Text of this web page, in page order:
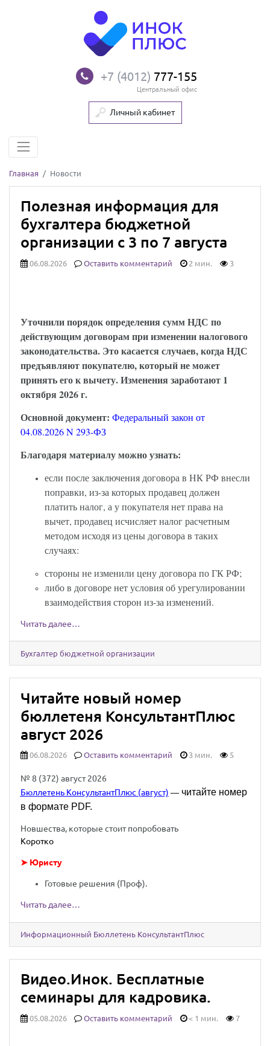
+7 (4012) 777-155
Центральный офис
Личный кабинет
Главная Новости
Полезная информация для
бухгалтера бюджетной
организации с 3 по 7 августа
06.08.2026 Оставить комментарий 2 мин. 3
Уточнили порядок определения сумм НДС по
действующим договорам при изменении налогового
законодательства. Это касается случаев, когда НДС
предъявляют покупателю, который не может
принять его к вычету. Изменения заработают 1
октября 2026 г.
Основной документ: Федеральный закон от
04.08.2026 N 293-ФЗ
Благодаря материалу можно узнать:
если после заключения договора в НК РФ внесли
поправки, из-за которых продавец должен
платить налог, а у покупателя нет права на
вычет, продавец исчисляет налог расчетным
методом исходя из цены договора в таких
случаях:
стороны не изменили цену договора по ГК РФ;
либо в договоре нет условия об урегулировании
взаимодействия сторон из-за изменений.
Читать далее…
Бухгалтер бюджетной организации
Читайте новый номер
бюллетеня КонсультантПлюс
август 2026
06.08.2026 Оставить комментарий 3 мин. 5
№ 8 (372) август 2026
Бюллетень КонсультантПлюс (август) — читайте номер
в формате PDF.
Новшества, которые стоит попробовать
Коротко
➤ Юристу
Готовые решения (Проф).
Читать далее…
Информационный Бюллетень КонсультантПлюс
Видео.Инок. Бесплатные
семинары для кадровика.
05.08.2026 Оставить комментарий < 1 мин. 7